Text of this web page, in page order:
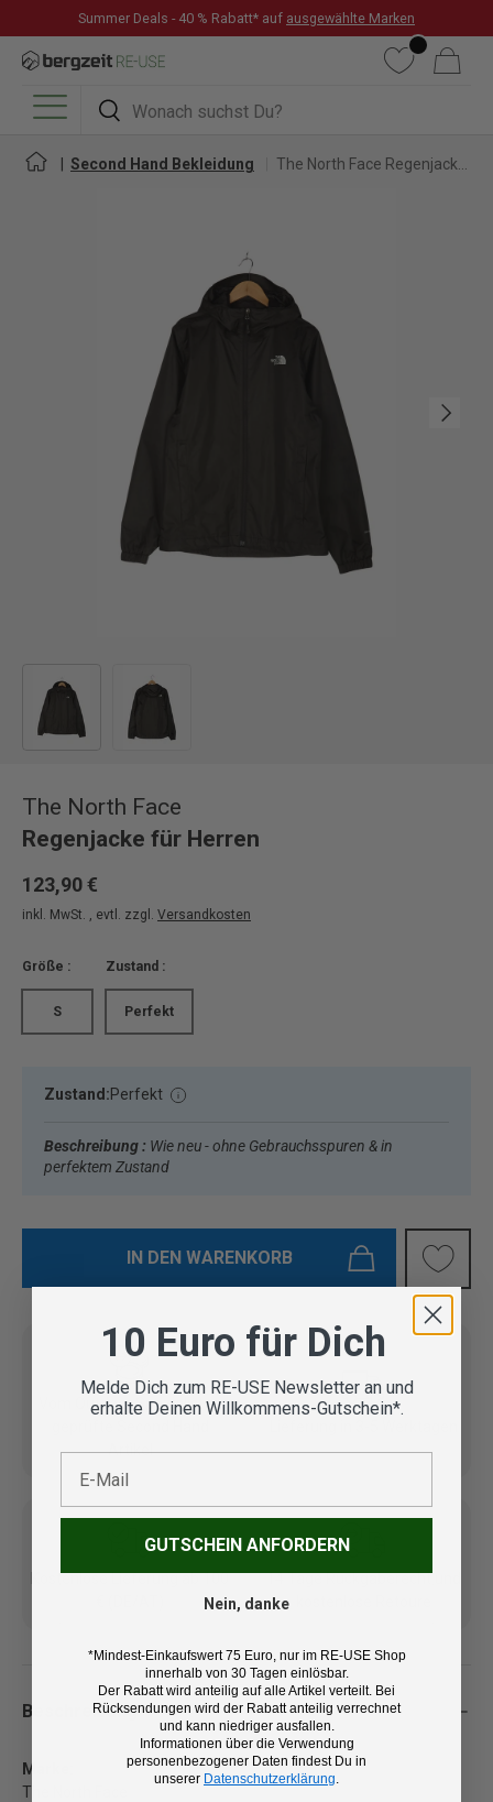
DIREKT ZUM INHALT
Summer Deals - 40 % Rabatt* auf ausgewählte Marken
Suchen
Suchen
WunschlisteWarenkorb
Menü
Second Hand Bekleidung
Nächste
The North Face
Regenjacke für Herren
123,90 €
inkl. MwSt. , evtl. zzgl. Versandkosten
Größe :
S
Zustand :
Perfekt
Zustand:Perfekt
Beschreibung : Wie neu - ohne Gebrauchsspuren & in
perfektem Zustand
IN DEN WARENKORB
Vom Outdoor Spezialisten
Artikel
Kostenlose Lieferung ab 100
14 Tage Rückgaberecht und
Beschreibung
Marke:
The North Face
10 Euro für Dich
Melde Dich zum RE-USE Newsletter an und
erhalte Deinen Willkommens-Gutschein*.
GUTSCHEIN ANFORDERN
Nein, danke
*Mindest-Einkaufswert 75 Euro, nur im RE-USE Shop
innerhalb von 30 Tagen einlösbar.
Der Rabatt wird anteilig auf alle Artikel verteilt. Bei
Rücksendungen wird der Rabatt anteilig verrechnet
und kann niedriger ausfallen.
Informationen über die Verwendung
personenbezogener Daten findest Du in
unserer Datenschutzerklärung.